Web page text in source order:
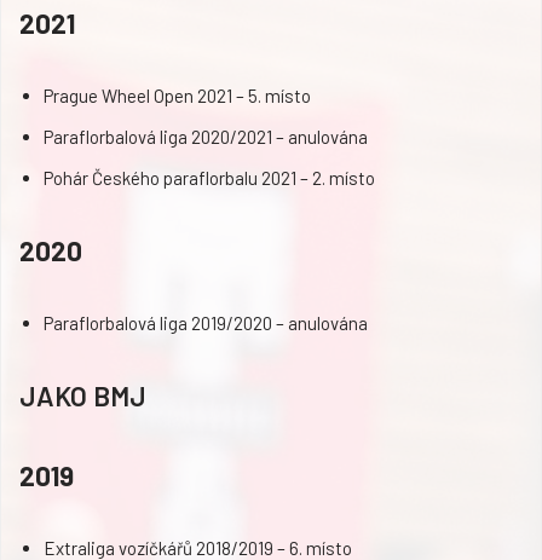
2021
Prague Wheel Open 2021 – 5. místo
Paraflorbalová liga 2020/2021 – anulována
Pohár Českého paraflorbalu 2021 – 2. místo
2020
Paraflorbalová liga 2019/2020 – anulována
JAKO BMJ
2019
Extraliga vozíčkářů 2018/2019 – 6. místo